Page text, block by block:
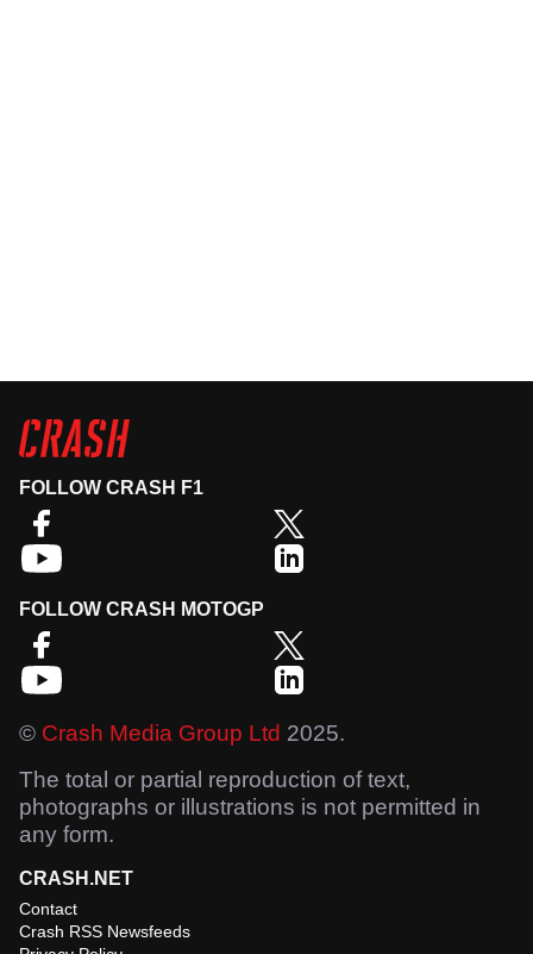
FOLLOW CRASH F1
FOLLOW CRASH MOTOGP
© Crash Media Group Ltd 2025.
The total or partial reproduction of text,
photographs or illustrations is not permitted in
any form.
CRASH.NET
Contact
Crash RSS Newsfeeds